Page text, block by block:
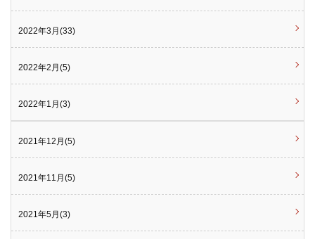
2022年3月(33)
2022年2月(5)
2022年1月(3)
2021年12月(5)
2021年11月(5)
2021年5月(3)